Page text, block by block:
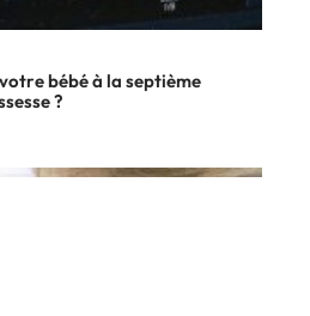
bébé à la septième
?